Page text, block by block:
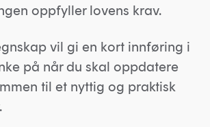
oppfyller lovens krav.
vil gi en kort innføring i
på når du skal oppdatere
til et nyttig og praktisk